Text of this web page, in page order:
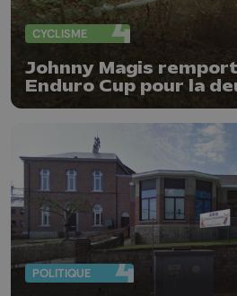
CYCLISME
Johnny Magis
Enduro Cup pour la
consécutive
POLITIQUE